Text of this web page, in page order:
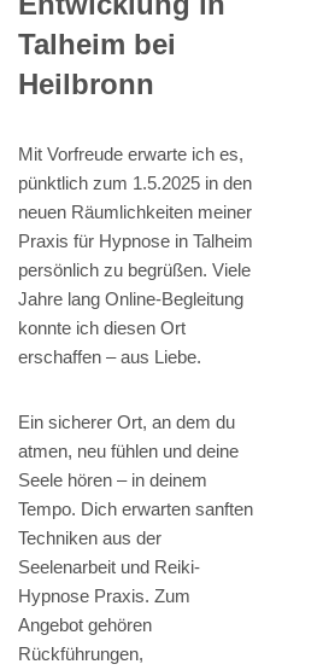
Talheim bei
Heilbronn
Mit Vorfreude erwarte ich es,
pünktlich zum 1.5.2025 in den
neuen Räumlichkeiten meiner
Praxis für Hypnose in Talheim
persönlich zu begrüßen. Viele
Jahre lang Online-Begleitung
konnte ich diesen Ort
erschaffen – aus Liebe.
Ein sicherer Ort, an dem du
atmen, neu fühlen und deine
Seele hören – in deinem
Tempo. Dich erwarten sanften
Techniken aus der
Seelenarbeit und Reiki-
Hypnose Praxis. Zum
Angebot gehören
Rückführungen,